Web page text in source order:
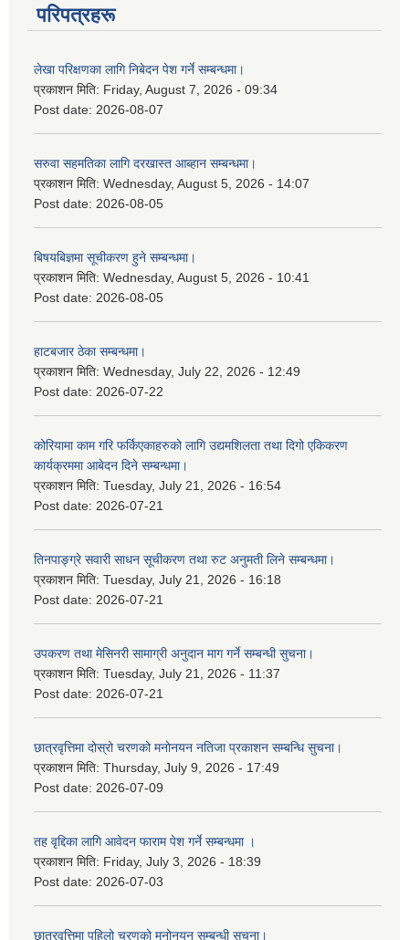
परिपत्रहरू
लेखा परिक्षणका लागि निबेदन पेश गर्ने सम्बन्धमा।
प्रकाशन मिति: Friday, August 7, 2026 - 09:34
Post date: 2026-08-07
सरुवा सहमतिका लागि दरखास्त आब्हान सम्बन्धमा।
प्रकाशन मिति: Wednesday, August 5, 2026 - 14:07
Post date: 2026-08-05
बिषयबिज्ञमा सूचीकरण हुने सम्बन्धमा।
प्रकाशन मिति: Wednesday, August 5, 2026 - 10:41
Post date: 2026-08-05
हाटबजार ठेका सम्बन्धमा।
प्रकाशन मिति: Wednesday, July 22, 2026 - 12:49
Post date: 2026-07-22
कोरियामा काम गरि फर्किएकाहरुको लागि उद्यमशिलता तथा दिगो एकिकरण
कार्यक्रममा आबेदन दिने सम्बन्धमा।
प्रकाशन मिति: Tuesday, July 21, 2026 - 16:54
Post date: 2026-07-21
तिनपाङ्ग्रे सवारी साधन सूचीकरण तथा रुट अनुमती लिने सम्बन्धमा।
प्रकाशन मिति: Tuesday, July 21, 2026 - 16:18
Post date: 2026-07-21
उपकरण तथा मेसिनरी सामाग्री अनुदान माग गर्ने सम्बन्धी सुचना।
प्रकाशन मिति: Tuesday, July 21, 2026 - 11:37
Post date: 2026-07-21
छात्रवृत्तिमा दोस्रो चरणको मनोनयन नतिजा प्रकाशन सम्बन्धि सुचना।
प्रकाशन मिति: Thursday, July 9, 2026 - 17:49
Post date: 2026-07-09
तह वृद्दिका लागि आवेदन फाराम पेश गर्ने सम्बन्धमा ।
प्रकाशन मिति: Friday, July 3, 2026 - 18:39
Post date: 2026-07-03
छात्रवृत्तिमा पहिलो चरणको मनोनयन सम्बन्धी सुचना।